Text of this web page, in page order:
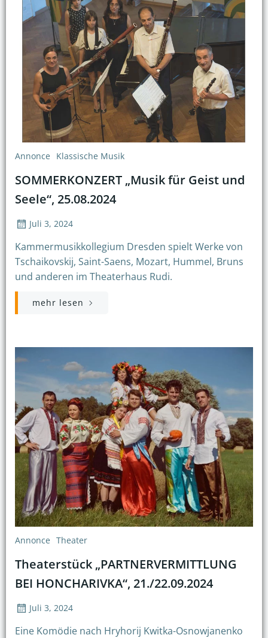
Annonce Klassische Musik
SOMMERKONZERT „Musik für Geist und
Seele“, 25.08.2024
Juli 3, 2024
Kammermusikkollegium Dresden spielt Werke von
Tschaikovskij, Saint-Saens, Mozart, Hummel, Bruns
und anderen im Theaterhaus Rudi.
mehr lesen
Annonce Theater
Theaterstück „PARTNERVERMITTLUNG
BEI HONCHARIVKA“, 21./22.09.2024
Juli 3, 2024
Eine Komödie nach Hryhorij Kwitka-Osnowjanenko